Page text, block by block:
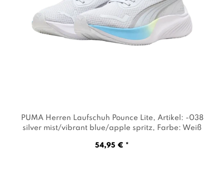
PUMA Herren Laufschuh Pounce Lite, Artikel: -038
silver mist/vibrant blue/apple spritz, Farbe: Weiß
54,95 € *